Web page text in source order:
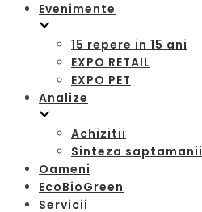
Evenimente
15 repere in 15 ani
EXPO RETAIL
EXPO PET
Analize
Achizitii
Sinteza saptamanii
Oameni
EcoBioGreen
Servicii